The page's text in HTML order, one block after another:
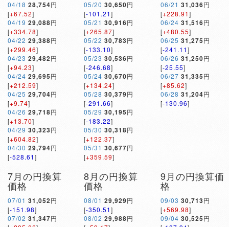
04/18 28,754円
[+67.52]
04/19 29,088円
[+334.78]
04/22 29,388円
[+299.46]
04/23 29,482円
[+94.23]
04/24 29,695円
[+212.59]
04/25 29,704円
[+9.74]
04/26 29,718円
[+13.70]
04/29 30,323円
[+604.82]
04/30 29,794円
[-528.61]
05/20 30,650円
[-101.21]
05/21 30,916円
[+265.87]
05/22 30,783円
[-133.10]
05/23 30,536円
[-246.68]
05/24 30,670円
[+134.24]
05/28 30,379円
[-291.66]
05/29 30,195円
[-183.22]
05/30 30,318円
[+122.37]
05/31 30,677円
[+359.59]
06/21 31,036円
[+228.91]
06/24 31,516円
[+480.55]
06/25 31,275円
[-241.11]
06/26 31,250円
[-25.55]
06/27 31,335円
[+85.62]
06/28 31,204円
[-130.96]
7月の円換算
価格
07/01 31,052円
[-151.98]
07/02 31,347円
8月の円換算
価格
08/01 29,929円
[-350.51]
08/02 29,988円
9月の円換算価
格
09/03 30,713円
[+569.98]
09/04 30,525円